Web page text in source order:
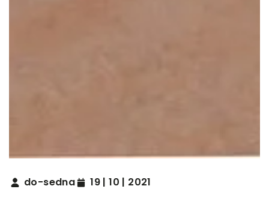
do-sedna 19 | 10 | 2021